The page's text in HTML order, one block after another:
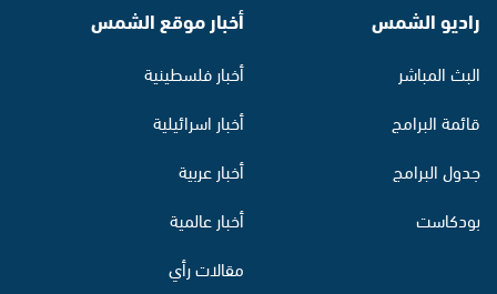
راديو الشمس
البث المباشر
قائمة البرامج
جدول البرامج
بودكاست
أخبار موقع الشمس
أخبار فلسطينية
أخبار اسرائيلية
أخبار عربية
أخبار عالمية
مقالات رأي